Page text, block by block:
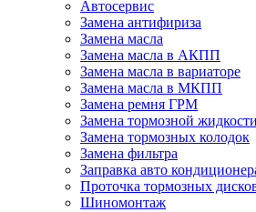
Автосервис
Замена антифириза
Замена масла
Замена масла в АКПП
Замена масла в вариаторе
Замена масла в МКПП
Замена ремня ГРМ
Замена тормозной жидкости
Замена тормозных колодок
Замена фильтра
Заправка авто
Проточка тормозных
Шиномонтаж